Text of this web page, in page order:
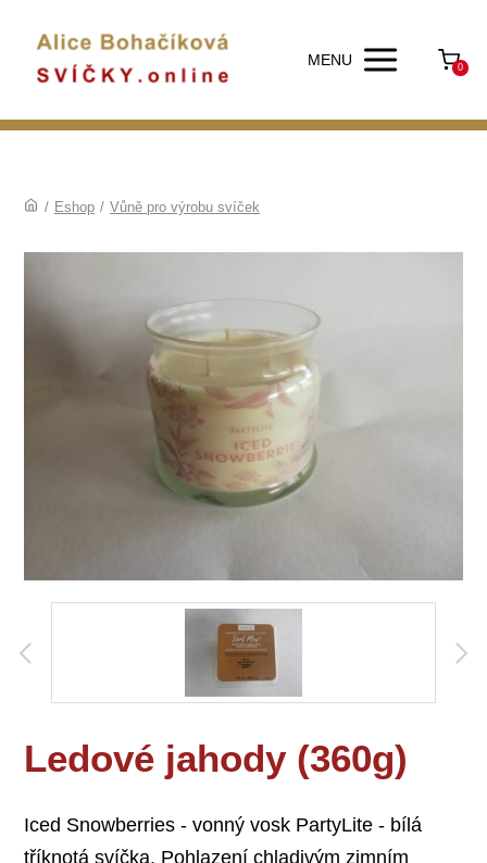
MENU 0
/ Eshop / Vůně pro výrobu svíček
Ledové jahody (360g)
Iced Snowberries - vonný vosk PartyLite - bílá
tříknotá svíčka. Pohlazení chladivým zimním